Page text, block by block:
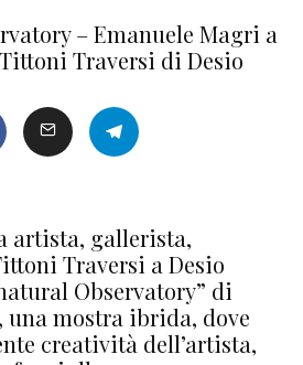
– Emanuele Magri a
Traversi di Desio
artista, gallerista,
Traversi a Desio
Observatory” di
una mostra ibrida, dove
creatività dell’artista,